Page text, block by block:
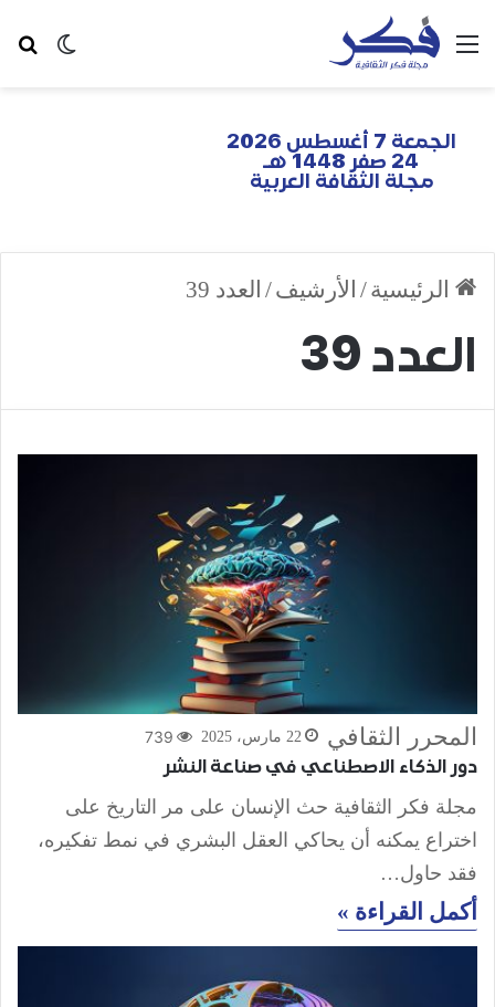
الجمعة 7 أغسطس 2026
24 صفر 1448 هـ
مجلة الثقافة العربية
الرئيسية/ الأرشيف/ العدد 39
العدد 39
المحرر الثقافي 22 مارس، 2025 739
دور الذكاء الاصطناعي في صناعة النشر
مجلة فكر الثقافية حث الإنسان على مر التاريخ على
اختراع يمكنه أن يحاكي العقل البشري في نمط تفكيره،
فقد حاول…
أكمل القراءة »